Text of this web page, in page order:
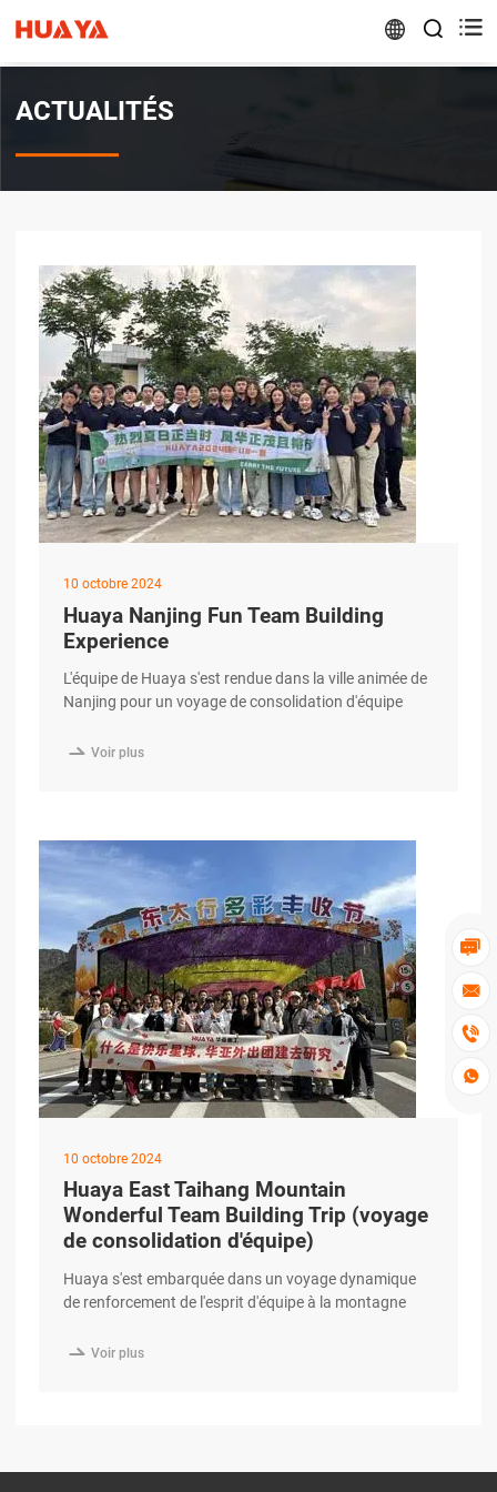
 




ACTUALITÉS
10 octobre 2024
Huaya Nanjing Fun Team Building
Experience
L'équipe de Huaya s'est rendue dans la ville animée de
Nanjing pour un voyage de consolidation d'équipe
groupe relaxantes, ce voyage a rapproché les
et célébrer l'unité de l'entreprise.
Voir plus
10 octobre 2024
Huaya East Taihang Mountain
Wonderful Team Building Trip (voyage
de consolidation d'équipe)
Huaya s'est embarquée dans un voyage dynamique
de renforcement de l'esprit d'équipe à la montagne
dorée. L'aventure était pleine d'activités amusantes,
Voir plus